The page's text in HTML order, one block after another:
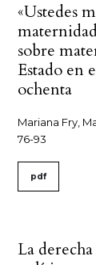
«Ustedes
sobre
Estado en
ochenta
Mariana Fry,
76-93
pdf
La